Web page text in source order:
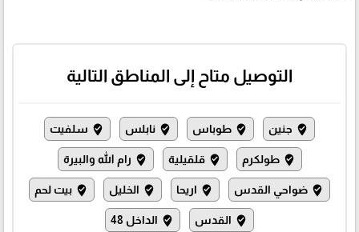
التوصيل متاح إلى المناطق التالية
where_to_vote جنين where_to_vote طوباس where_to_vote نابلس where_to_vote سلفيت
where_to_vote طولكرم where_to_vote قلقيلية where_to_vote رام الله والبيرة
where_to_vote ضواحي القدس where_to_vote اريحا where_to_vote الخليل where_to_vote بيت لحم
where_to_vote القدس where_to_vote الداخل 48